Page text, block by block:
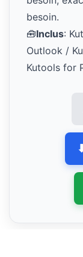
besoin.
🧰Inclus:
Outlook /
Kutools for